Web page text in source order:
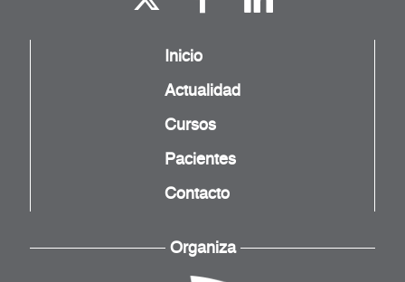
Inicio
Actualidad
Cursos
Pacientes
Contacto
Organiza